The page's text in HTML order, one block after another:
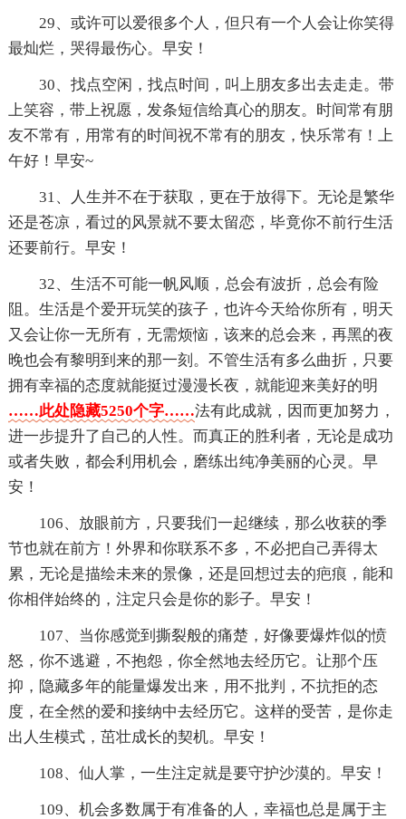
29、或许可以爱很多个人，但只有一个人会让你笑得
最灿烂，哭得最伤心。早安！
30、找点空闲，找点时间，叫上朋友多出去走走。带
上笑容，带上祝愿，发条短信给真心的朋友。时间常有朋
友不常有，用常有的时间祝不常有的朋友，快乐常有！上
午好！早安~
31、人生并不在于获取，更在于放得下。无论是繁华
还是苍凉，看过的风景就不要太留恋，毕竟你不前行生活
还要前行。早安！
32、生活不可能一帆风顺，总会有波折，总会有险
阻。生活是个爱开玩笑的孩子，也许今天给你所有，明天
又会让你一无所有，无需烦恼，该来的总会来，再黑的夜
晚也会有黎明到来的那一刻。不管生活有多么曲折，只要
拥有幸福的态度就能挺过漫漫长夜，就能迎来美好的明
……此处隐藏5250个字……法有此成就，因而更加努力，
进一步提升了自己的人性。而真正的胜利者，无论是成功
或者失败，都会利用机会，磨练出纯净美丽的心灵。早
安！
106、放眼前方，只要我们一起继续，那么收获的季
节也就在前方！外界和你联系不多，不必把自己弄得太
累，无论是描绘未来的景像，还是回想过去的疤痕，能和
你相伴始终的，注定只会是你的影子。早安！
107、当你感觉到撕裂般的痛楚，好像要爆炸似的愤
怒，你不逃避，不抱怨，你全然地去经历它。让那个压
抑，隐藏多年的能量爆发出来，用不批判，不抗拒的态
度，在全然的爱和接纳中去经历它。这样的受苦，是你走
出人生模式，茁壮成长的契机。早安！
108、仙人掌，一生注定就是要守护沙漠的。早安！
109、机会多数属于有准备的人，幸福也总是属于主